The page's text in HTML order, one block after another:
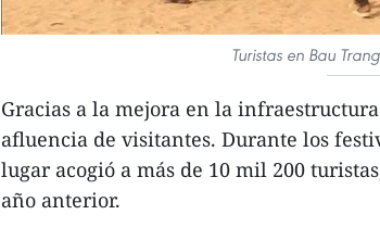
Turistas en Bau
Gracias a la mejora en la
afluencia de visitantes. Durante los
lugar acogió a más de 10 mil 200
año anterior.